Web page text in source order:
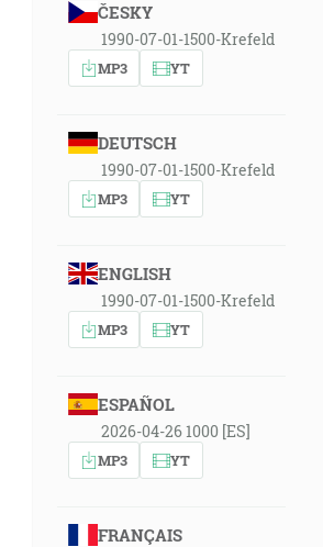
ČESKY
1990-07-01-1500-Krefeld
MP3 YT
DEUTSCH
1990-07-01-1500-Krefeld
MP3 YT
ENGLISH
1990-07-01-1500-Krefeld
MP3 YT
ESPAÑOL
2026-04-26 1000 [ES]
MP3 YT
FRANÇAIS